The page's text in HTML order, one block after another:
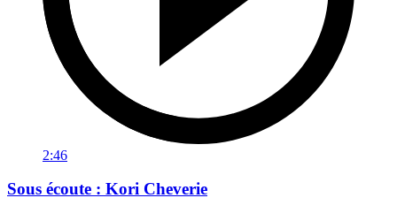
2:46
Sous écoute : Kori Cheverie